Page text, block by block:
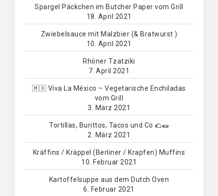
Spargel Päckchen im Butcher Paper vom Grill
18. April 2021
Zwiebelsauce mit Malzbier (& Bratwurst )
10. April 2021
Rhöner Tzatziki
7. April 2021
🇲🇽 Viva La México – Vegetarische Enchiladas
vom Grill
3. März 2021
Tortillas, Burittos, Tacos und Co 🌮🌯
2. März 2021
Kräffins / Kräppel (Berliner / Krapfen) Muffins
10. Februar 2021
Kartoffelsuppe aus dem Dutch Oven
6. Februar 2021